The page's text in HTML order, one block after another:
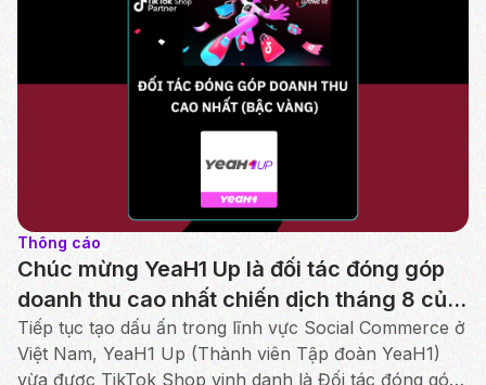
Thông cáo
Chúc mừng YeaH1 Up là đối tác đóng góp
doanh thu cao nhất chiến dịch tháng 8 của
TikTok Shop Việt Nam
Tiếp tục tạo dấu ấn trong lĩnh vực Social Commerce ở
Việt Nam, YeaH1 Up (Thành viên Tập đoàn YeaH1)
vừa được TikTok Shop vinh danh là Đối tác đóng góp